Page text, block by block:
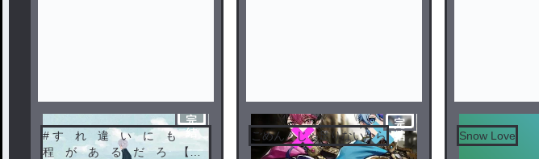
完
結
# す れ 違 い に も
程 が あ る だ ろ 【完
完
結
ごめん、じゃ足りないから Snow Love